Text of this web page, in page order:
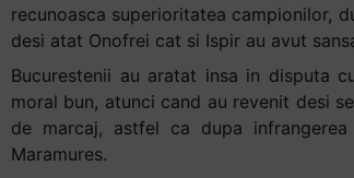
recunoasca superioritatea campionilor,
desi atat Onofrei cat si Ispir au avut
Bucurestenii au aratat insa in disputa
moral bun, atunci cand au revenit desi
de marcaj, astfel ca dupa
Maramures.